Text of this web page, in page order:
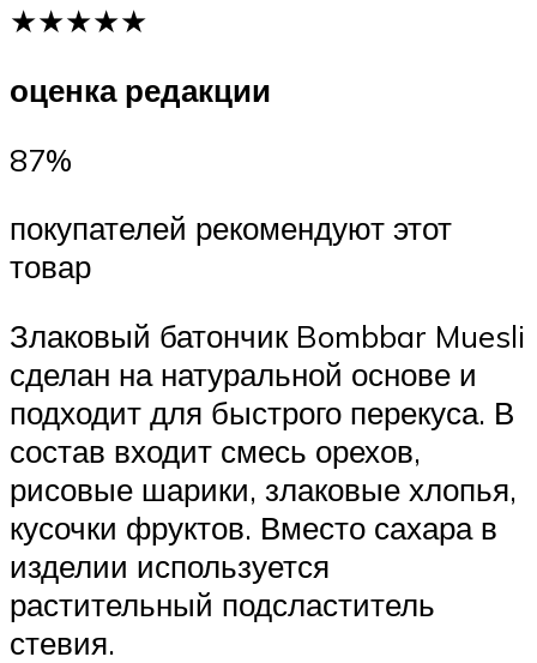
★★★★★
оценка редакции
87%
покупателей рекомендуют этот
товар
Злаковый батончик Bombbar Muesli
сделан на натуральной основе и
подходит для быстрого перекуса. В
состав входит смесь орехов,
рисовые шарики, злаковые хлопья,
кусочки фруктов. Вместо сахара в
изделии используется
растительный подсластитель
стевия.